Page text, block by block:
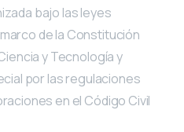
bajo las leyes
de la Constitución
y Tecnología y
por las regulaciones
en el Código Civil